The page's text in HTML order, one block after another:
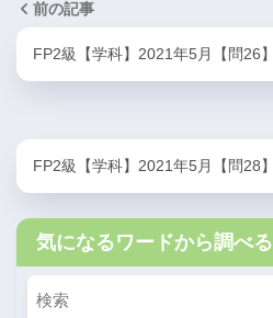
前の記事
FP2級【学科】2021年5月【問26】
FP2級【学科】2021年5月【問28】
気になるワードから調べる